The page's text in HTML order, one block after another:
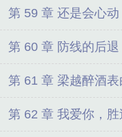
第 59 章 还是会心动
第 60 章 防线的后退
第 61 章 梁越醉酒表
第 62 章 我爱你，胜